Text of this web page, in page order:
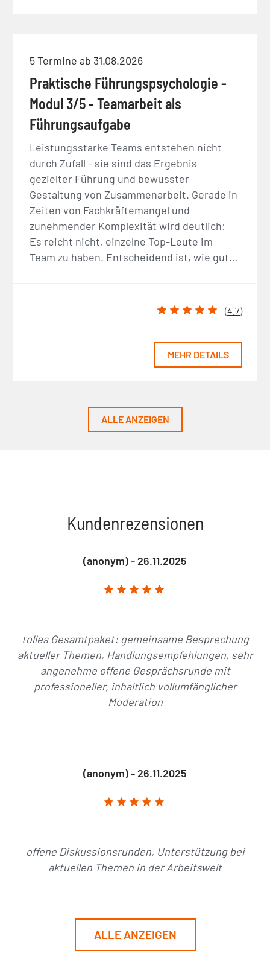
5 Termine ab 31.08.2026
Praktische Führungspsychologie -
Modul 3/5 - Teamarbeit als
Führungsaufgabe
Leistungsstarke Teams entstehen nicht
durch Zufall - sie sind das Ergebnis
gezielter Führung und bewusster
Gestaltung von Zusammenarbeit. Gerade in
Zeiten von Fachkräftemangel und
zunehmender Komplexität wird deutlich:
Es reicht nicht, einzelne Top-Leute im
Team zu haben. Entscheidend ist, wie gut…
(4.7)
MEHR DETAILS
ALLE ANZEIGEN
Kundenrezensionen
(anonym) - 26.11.2025
tolles Gesamtpaket: gemeinsame Besprechung
aktueller Themen, Handlungsempfehlungen, sehr
angenehme offene Gesprächsrunde mit
professioneller, inhaltlich vollumfänglicher
Moderation
(anonym) - 26.11.2025
offene Diskussionsrunden, Unterstützung bei
aktuellen Themen in der Arbeitswelt
ALLE ANZEIGEN